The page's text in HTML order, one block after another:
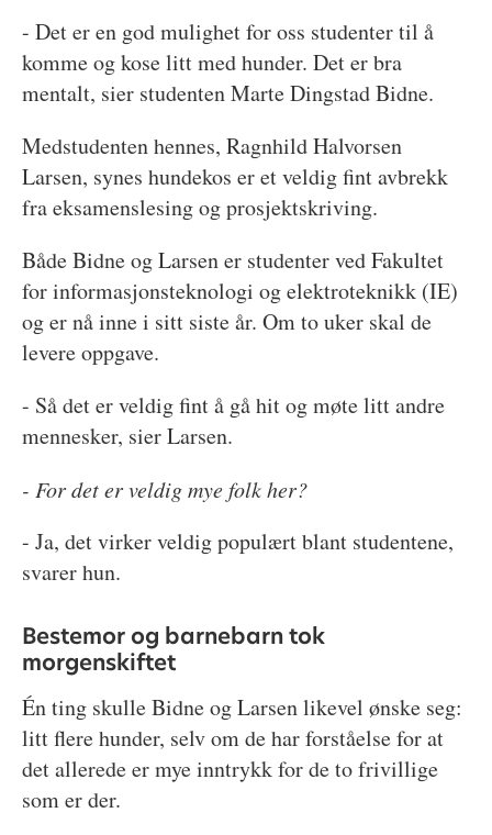
- Det er en god mulighet for oss studenter til å
komme og kose litt med hunder. Det er bra
mentalt, sier studenten Marte Dingstad Bidne.
Medstudenten hennes, Ragnhild Halvorsen
Larsen, synes hundekos er et veldig fint avbrekk
fra eksamenslesing og prosjektskriving.
Både Bidne og Larsen er studenter ved Fakultet
for informasjonsteknologi og elektroteknikk (IE)
og er nå inne i sitt siste år. Om to uker skal de
levere oppgave.
- Så det er veldig fint å gå hit og møte litt andre
mennesker, sier Larsen.
- For det er veldig mye folk her?
- Ja, det virker veldig populært blant studentene,
svarer hun.
Bestemor og barnebarn tok
morgenskiftet
Én ting skulle Bidne og Larsen likevel ønske seg:
litt flere hunder, selv om de har forståelse for at
det allerede er mye inntrykk for de to frivillige
som er der.